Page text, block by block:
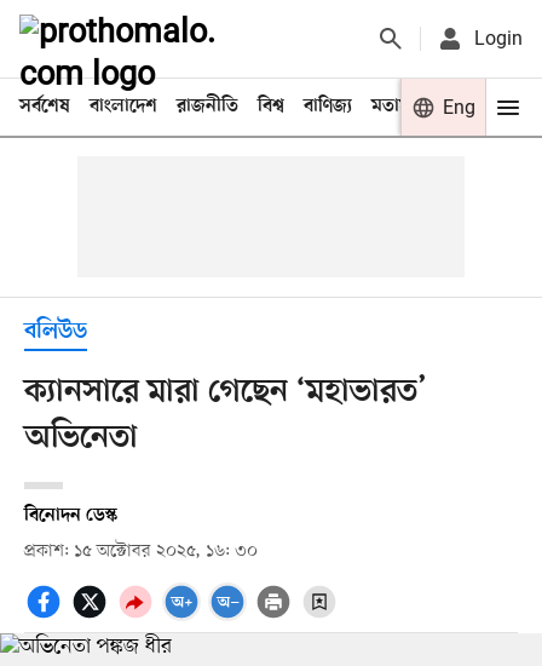
Login
সর্বশেষ বাংলাদেশ রাজনীতি বিশ্ব বাণিজ্য মতামত খেলা
Eng
বলিউড
ক্যানসারে মারা গেছেন ‘মহাভারত’
অভিনেতা
বিনোদন ডেস্ক
প্রকাশ: ১৫ অক্টোবর ২০২৫, ১৬: ৩০